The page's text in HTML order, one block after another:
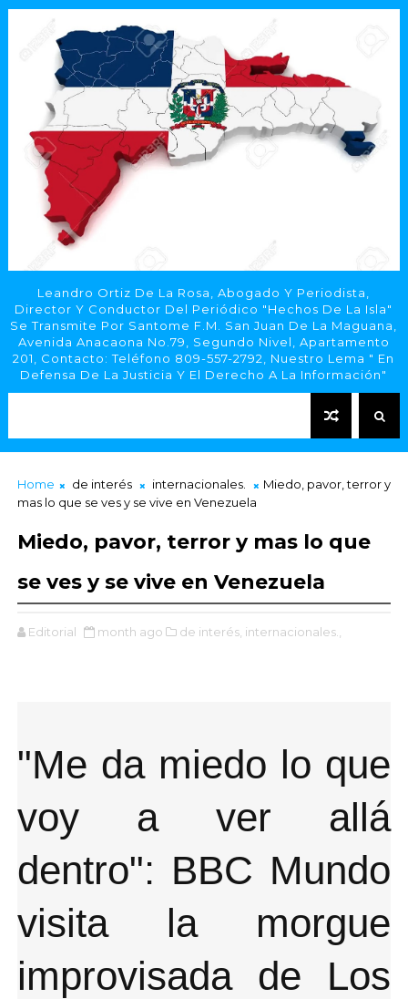
Leandro Ortiz De La Rosa, Abogado Y Periodista,
Director Y Conductor Del Periódico "Hechos De La Isla"
Se Transmite Por Santome F.M. San Juan De La Maguana,
Avenida Anacaona No.79, Segundo Nivel, Apartamento
201, Contacto: Teléfono 809-557-2792, Nuestro Lema " En
Defensa De La Justicia Y El Derecho A La Información"
Home de interés internacionales.
Miedo, pavor, terror y
mas lo que se ves y se vive en Venezuela
Miedo, pavor, terror y mas lo que
se ves y se vive en Venezuela
Editorial month ago de interés, internacionales.,
"Me da miedo lo que
voy a ver allá
dentro": BBC Mundo
visita la morgue
improvisada de Los